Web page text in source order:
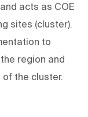
acts as COE
sites (cluster).
to
region and
the cluster.